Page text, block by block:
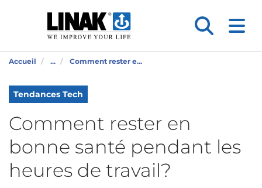
Accueil ... Comment rester e...
Tendances Tech
Comment rester en
bonne santé pendant les
heures de travail?